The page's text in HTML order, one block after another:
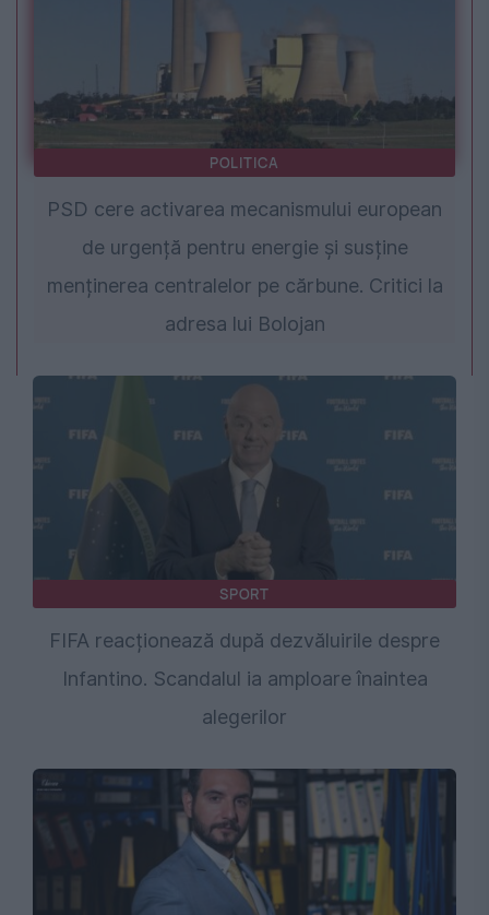
POLITICA
PSD cere activarea mecanismului european
de urgență pentru energie și susține
menținerea centralelor pe cărbune. Critici la
adresa lui Bolojan
SPORT
FIFA reacționează după dezvăluirile despre
Infantino. Scandalul ia amploare înaintea
alegerilor